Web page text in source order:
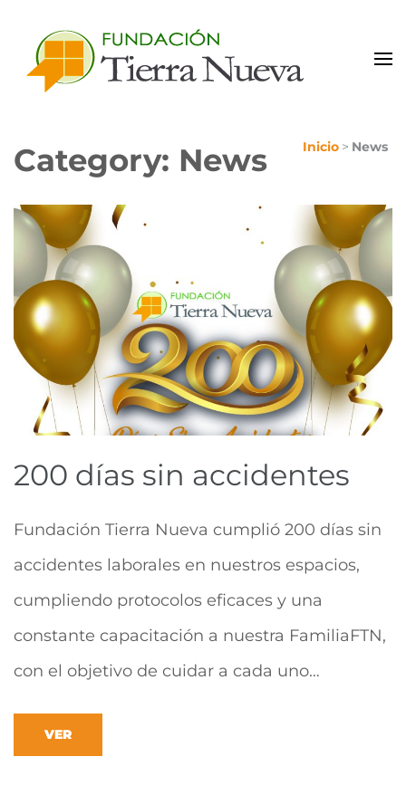
Category: News Inicio > News
200 días sin accidentes
Fundación Tierra Nueva cumplió 200 días sin
accidentes laborales en nuestros espacios,
cumpliendo protocolos eficaces y una
constante capacitación a nuestra FamiliaFTN,
con el objetivo de cuidar a cada uno…
VER